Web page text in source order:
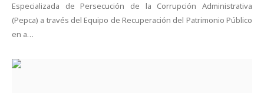
Especializada de Persecución de la Corrupción Administrativa
(Pepca) a través del Equipo de Recuperación del Patrimonio Público
en a…